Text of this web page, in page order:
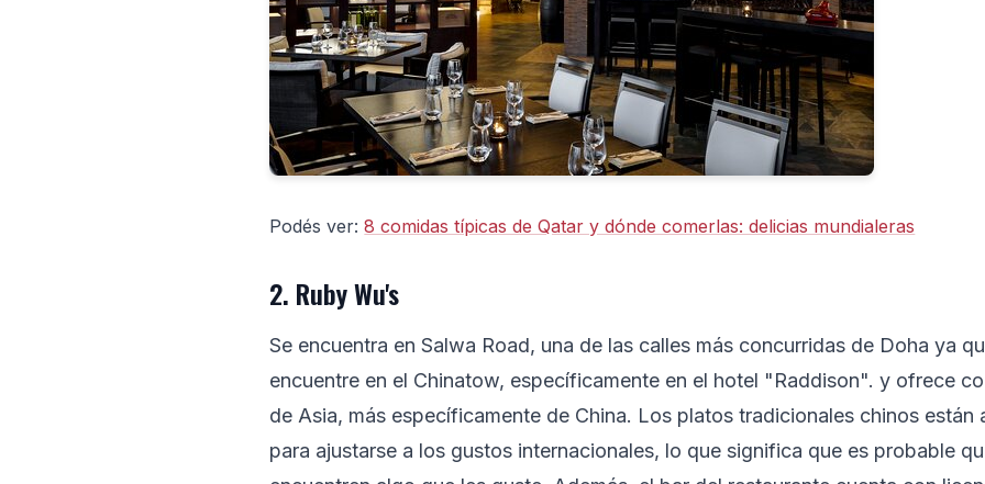
Podés ver:8 comidas típicas de Qatar y dónde comerlas: delicias mundialeras
2. Ruby Wu's
Se encuentra en Salwa Road, una de las calles más concurridas de Doha ya
encuentre en el Chinatow, específicamente en el hotel "Raddison". y ofrece
de Asia, más específicamente de China. Los platos tradicionales chinos están
para ajustarse a los gustos internacionales, lo que significa que es probable